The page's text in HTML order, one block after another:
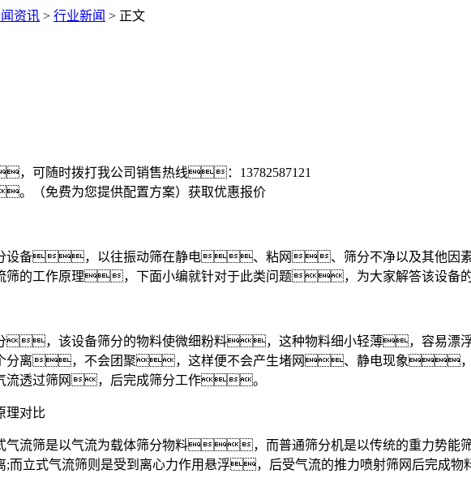
资讯 > 行业新闻 > 正文
，可随时拨打我公司销售热线： 13782587121
。（免费为您提供配置方案） 获取优惠报价
设备，以往振动筛在静电、粘网、筛分不净以及其他因素
筛的工作原理，下面小编就针对于此类问题，为大家解答该设备
，该设备筛分的物料使微细粉料，这种物料细小轻薄，容易漂
分离，不会团聚，这样便不会产生堵网、静电现象，
流透过筛网，后完成筛分工作。
对比
流筛是以气流为载体筛分物料，而普通筛分机是以传统的重力势
立式气流筛则是受到离心力作用悬浮，后受气流的推力喷射筛网后完成物